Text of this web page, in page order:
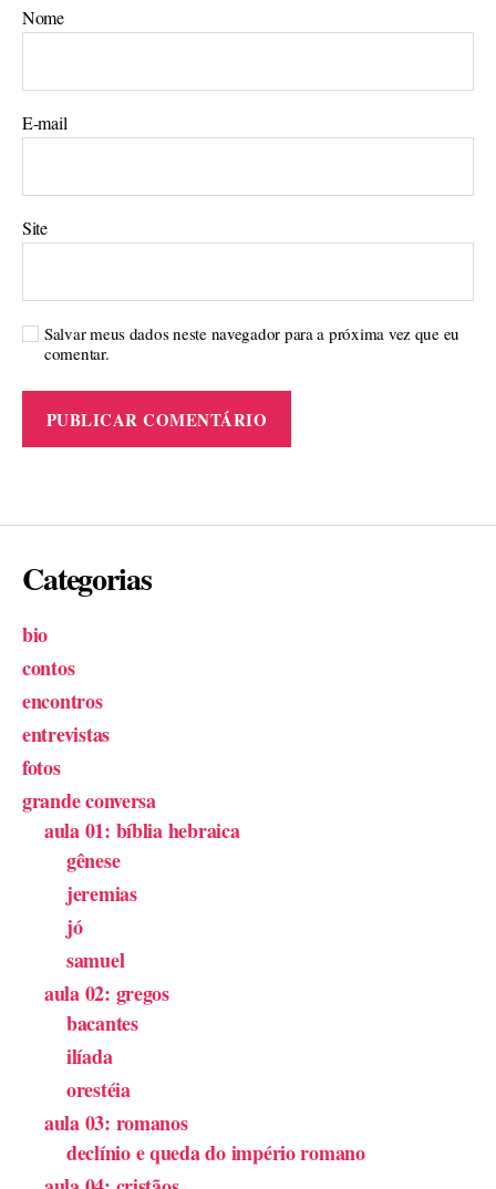
Nome
E-mail
Site
Salvar meus dados neste navegador para a próxima vez que eu
comentar.
Categorias
bio
contos
encontros
entrevistas
fotos
grande conversa
aula 01: bíblia hebraica
gênese
jeremias
jó
samuel
aula 02: gregos
bacantes
ilíada
orestéia
aula 03: romanos
declínio e queda do império romano